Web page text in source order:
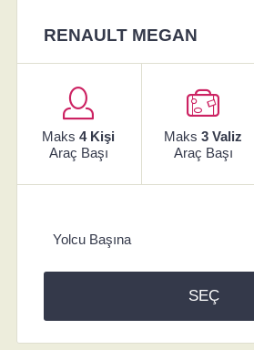
RENAULT MEGAN
Maks 4 Kişi
Araç Başı
Maks 3 Valiz
Araç Başı
Yolcu Başına
SEÇ